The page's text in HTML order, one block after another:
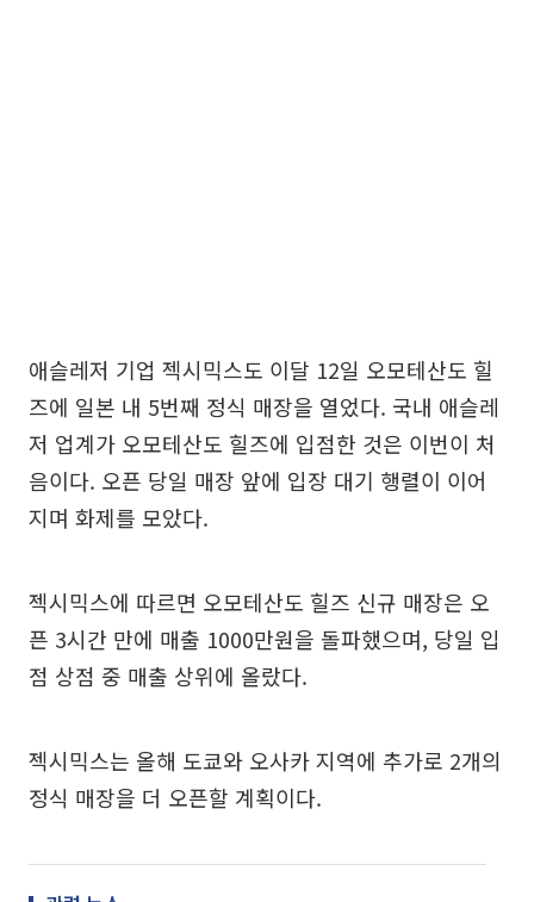
애슬레저 기업 젝시믹스도 이달 12일 오모테산도 힐
즈에 일본 내 5번째 정식 매장을 열었다. 국내 애슬레
저 업계가 오모테산도 힐즈에 입점한 것은 이번이 처
음이다. 오픈 당일 매장 앞에 입장 대기 행렬이 이어
지며 화제를 모았다.
젝시믹스에 따르면 오모테산도 힐즈 신규 매장은 오
픈 3시간 만에 매출 1000만원을 돌파했으며, 당일 입
점 상점 중 매출 상위에 올랐다.
젝시믹스는 올해 도쿄와 오사카 지역에 추가로 2개의
정식 매장을 더 오픈할 계획이다.